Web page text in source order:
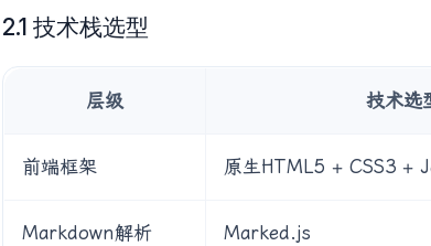
2.1 技术栈选型
层级 技术选
前端框架 原生HTML5 + CSS3 +
Markdown解析 Marked.js